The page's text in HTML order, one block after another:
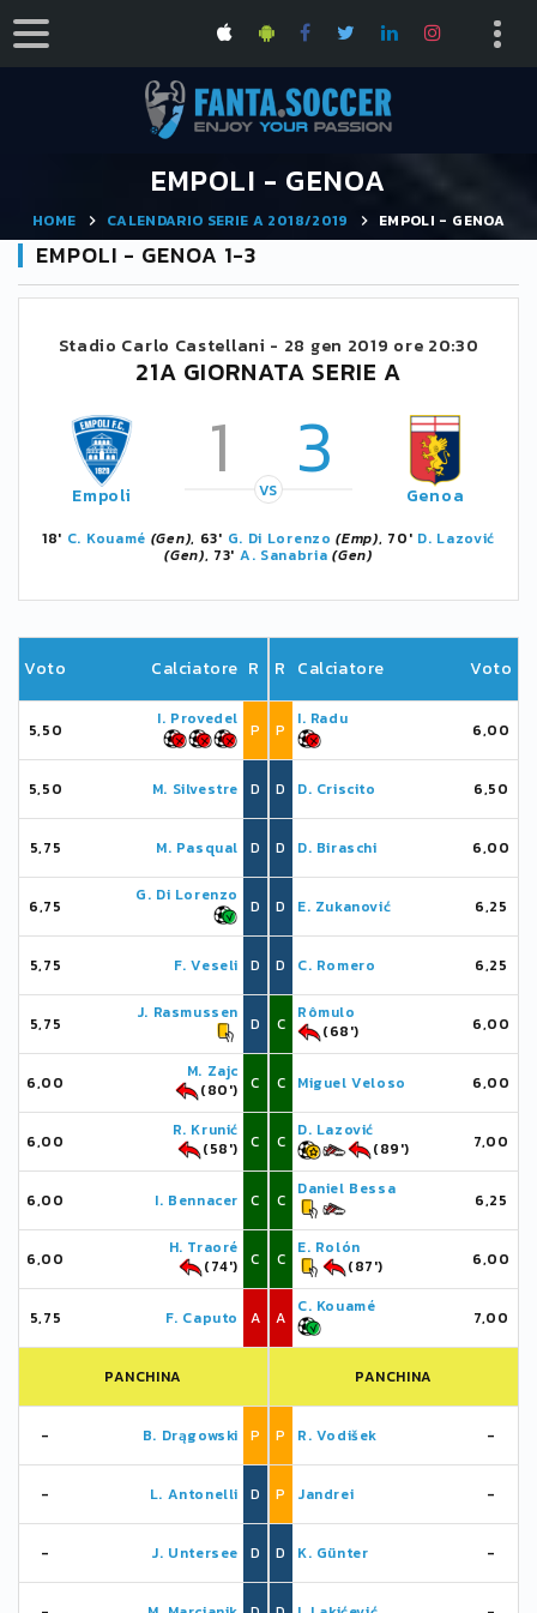
EMPOLI - GENOA
HOME CALENDARIO SERIE A 2018/2019 EMPOLI - GENOA
EMPOLI - GENOA 1-3
Stadio Carlo Castellani - 28 gen 2019 ore 20:30
21A GIORNATA SERIE A
Empoli 1 3
VS Genoa
18' C. Kouamé (Gen), 63' G. Di Lorenzo (Emp), 70' D. Lazović
(Gen), 73' A. Sanabria (Gen)
Voto Calciatore R
5,50
I. Provedel
P
5,50 M. Silvestre D
5,75 M. Pasqual D
6,75
G. Di Lorenzo
D
5,75 F. Veseli D
5,75
J. Rasmussen
D
6,00
M. Zajc
(80')
C
6,00
R. Krunić
(58')
C
6,00 I. Bennacer C
6,00
H. Traoré
(74')
C
5,75 F. Caputo A
PANCHINA
- B. Drągowski P
- L. Antonelli D
- J. Untersee D
R Calciatore Voto
P
I. Radu
6,00
D D. Criscito 6,50
D D. Biraschi 6,00
D E. Zukanović 6,25
D C. Romero 6,25
C
Rômulo
(68')
6,00
C Miguel Veloso 6,00
C
D. Lazović
(89')
7,00
C
Daniel Bessa
6,25
C
E. Rolón
(87')
6,00
A
C. Kouamé
7,00
PANCHINA
P R. Vodišek -
P Jandrei -
D K. Günter -